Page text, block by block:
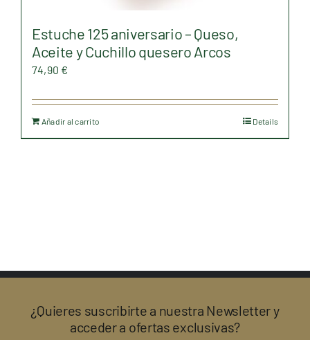
Estuche 125 aniversario – Queso,
Aceite y Cuchillo quesero Arcos
74,90 €
Añadir al carrito Details
¿Quieres suscribirte a nuestra Newsletter y
acceder a ofertas exclusivas?